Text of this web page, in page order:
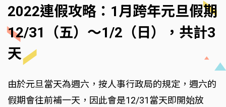
2022連假攻略：1月跨年元旦假期
12/31（五）～1/2（日），共計3
天
由於元旦當天為週六，按人事行政局的規定，週六的
假期會往前補一天，因此會是12/31當天即開始放